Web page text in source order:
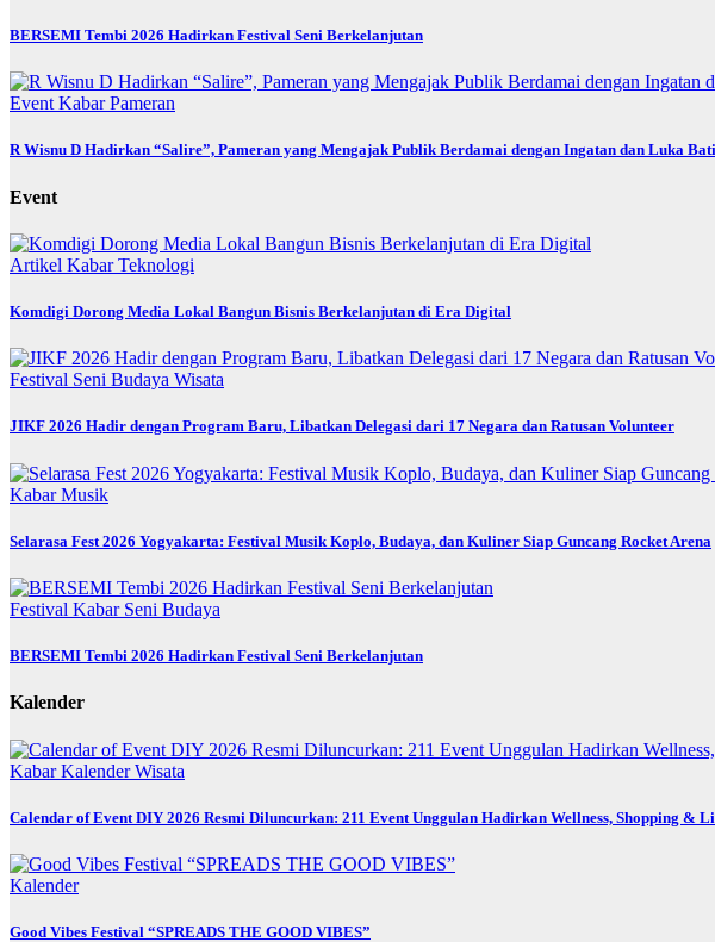
BERSEMI Tembi 2026 Hadirkan Festival Seni Berkelanjutan
Event KabarPameran
R Wisnu D Hadirkan “Salire”, Pameran yang Mengajak Publik Berdamai dengan Ingatan dan Luka
Event
Artikel KabarTeknologi
Komdigi Dorong Media Lokal Bangun Bisnis Berkelanjutan di Era Digital
Festival Seni Budaya Wisata
JIKF 2026 Hadir dengan Program Baru, Libatkan Delegasi dari 17 Negara dan Ratusan Volunteer
KabarMusik
Selarasa Fest 2026 Yogyakarta: Festival Musik Koplo, Budaya, dan Kuliner Siap Guncang Rocket Arena
Festival Kabar Seni Budaya
BERSEMI Tembi 2026 Hadirkan Festival Seni Berkelanjutan
Kalender
KabarKalenderWisata
Calendar of Event DIY 2026 Resmi Diluncurkan: 211 Event Unggulan Hadirkan Wellness, Shopping &
Kalender
Good Vibes Festival “SPREADS THE GOOD VIBES”